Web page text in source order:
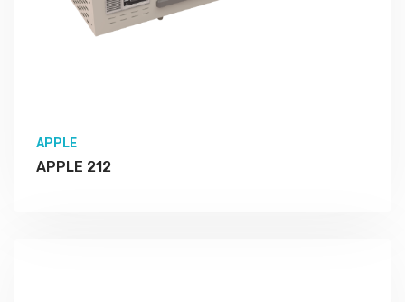
APPLE
APPLE 212